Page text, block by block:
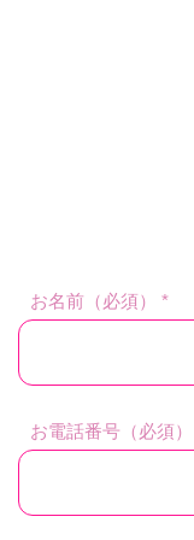
お名前（必須）
お電話番号（必須）